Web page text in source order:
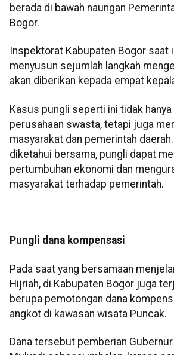
berada di bawah naungan
Bogor.
Inspektorat Kabupaten Bogor saat
menyusun sejumlah langkah
akan diberikan kepada empat
Kasus pungli seperti ini tidak
perusahaan swasta, tetapi juga
masyarakat dan pemerintah
diketahui bersama, pungli dapat
pertumbuhan ekonomi dan
masyarakat terhadap pemerintah.
Pungli dana kompensasi
Pada saat yang bersamaan
Hijriah, di Kabupaten Bogor juga
berupa pemotongan dana
angkot di kawasan wisata Puncak.
Dana tersebut pemberian